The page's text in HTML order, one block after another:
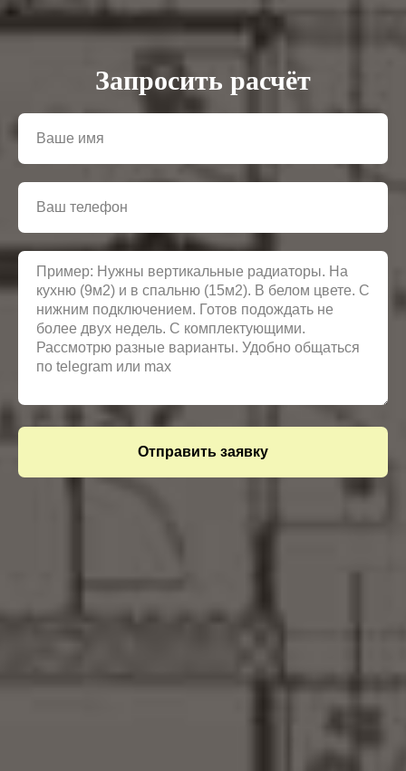
Запросить расчёт
Отправить заявку